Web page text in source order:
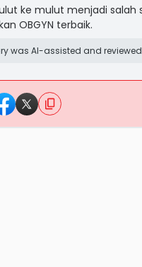
ke mulut menjadi salah
OBGYN terbaik.
was AI-assisted and